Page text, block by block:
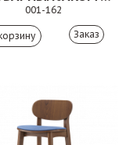
001-162
Заказ